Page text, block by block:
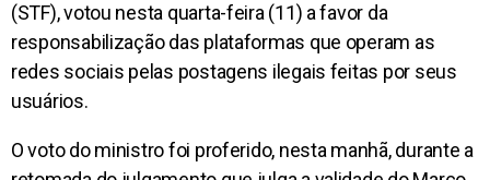
(STF), votou nesta quarta-feira (11) a favor da
responsabilização das plataformas que operam as
redes sociais pelas postagens ilegais feitas por seus
usuários.
O voto do ministro foi proferido, nesta manhã, durante a